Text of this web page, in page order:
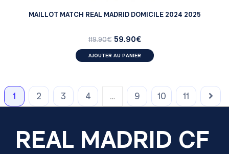
MAILLOT MATCH REAL MADRID DOMICILE 2024 2025
119.90€ 59.90€
AJOUTER AU PANIER
1 2 3 4 … 9 10 11
REAL MADRID CF